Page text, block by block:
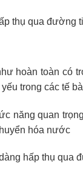
thụ qua đường
hoàn toàn có
trong các tế
năng quan
hóa nước
hấp thụ qua